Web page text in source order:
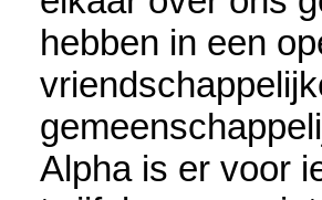
hebben in een
Alpha is er voor